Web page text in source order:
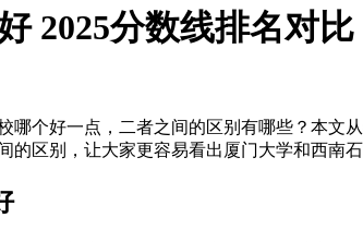
2025分数线排名对比
个好一点，二者之间的区别有哪些？本
区别，让大家更容易看出厦门大学和西南石